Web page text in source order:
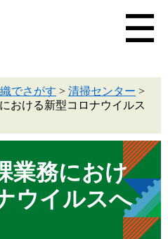
でさがす > 清掃センター >
おける新型コロナウイルス
業務におけ
ウイルスへ